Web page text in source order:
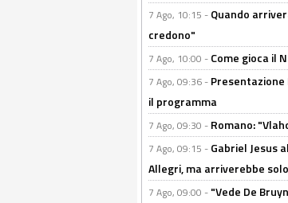
7 Ago, 10:15 - Quando
credono"
7 Ago, 10:00 - Come gioca il
7 Ago, 09:36 -
il programma
7 Ago, 09:30 - Romano:
7 Ago, 09:15 - Gabriel Jesus
Allegri, ma arriverebbe
7 Ago, 09:00 - "Vede De